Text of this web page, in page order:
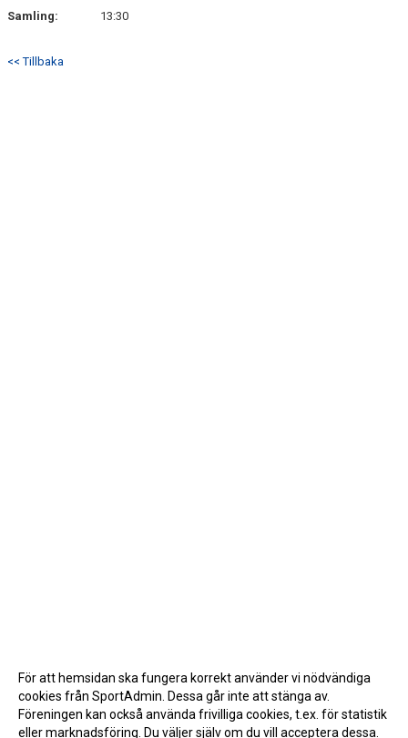
Samling:
13:30
<< Tillbaka
För att hemsidan ska fungera korrekt använder vi nödvändiga
cookies från SportAdmin. Dessa går inte att stänga av.
Föreningen kan också använda frivilliga cookies, t.ex. för statistik
eller marknadsföring. Du väljer själv om du vill acceptera dessa.